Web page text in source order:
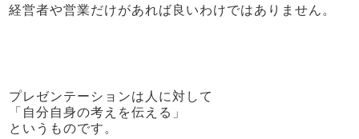
経営者や営業だけがあれば良いわけではありません。
プレゼンテーションは人に対して
「自分自身の考えを伝える」
というものです。